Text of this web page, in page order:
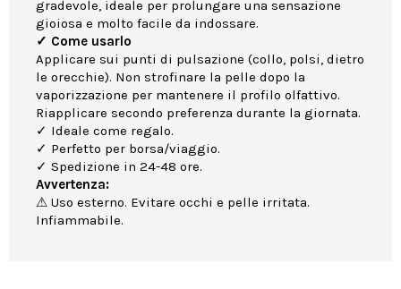
gradevole, ideale per prolungare una sensazione
gioiosa e molto facile da indossare.
✓ Come usarlo
Applicare sui punti di pulsazione (collo, polsi, dietro
le orecchie). Non strofinare la pelle dopo la
vaporizzazione per mantenere il profilo olfattivo.
Riapplicare secondo preferenza durante la giornata.
✓ Ideale come regalo.
✓ Perfetto per borsa/viaggio.
✓ Spedizione in 24-48 ore.
Avvertenza:
⚠ Uso esterno. Evitare occhi e pelle irritata.
Infiammabile.